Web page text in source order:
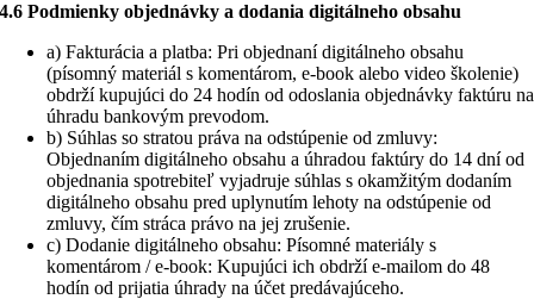
4.6 Podmienky objednávky a dodania digitálneho obsahu
a) Fakturácia a platba: Pri objednaní digitálneho obsahu
(písomný materiál s komentárom, e-book alebo video školenie)
obdrží kupujúci do 24 hodín od odoslania objednávky faktúru na
úhradu bankovým prevodom.
b) Súhlas so stratou práva na odstúpenie od zmluvy:
Objednaním digitálneho obsahu a úhradou faktúry do 14 dní od
objednania spotrebiteľ vyjadruje súhlas s okamžitým dodaním
digitálneho obsahu pred uplynutím lehoty na odstúpenie od
zmluvy, čím stráca právo na jej zrušenie.
c) Dodanie digitálneho obsahu: Písomné materiály s
komentárom / e-book: Kupujúci ich obdrží e-mailom do 48
hodín od prijatia úhrady na účet predávajúceho.